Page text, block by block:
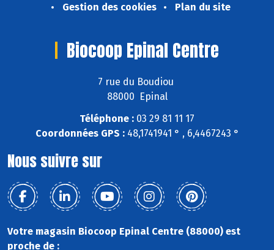
Gestion des cookies
Plan du site
Biocoop Epinal Centre
7 rue du Boudiou
88000 Epinal
Téléphone : 03 29 81 11 17
Coordonnées GPS :48,1741941 ° , 6,4467243 °
Nous suivre sur
Votre magasin Biocoop Epinal Centre (88000) est
proche de :